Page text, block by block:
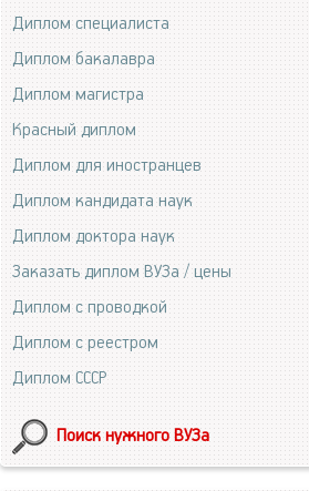
Диплом специалиста
Диплом бакалавра
Диплом магистра
Красный диплом
Диплом для иностранцев
Диплом кандидата наук
Диплом доктора наук
Заказать диплом ВУЗа / цены
Диплом с проводкой
Диплом с реестром
Диплом СССР
Поиск нужного ВУЗа